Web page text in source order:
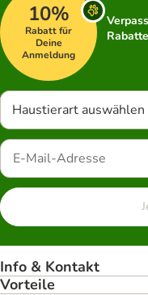
10%
Rabatt für
Deine
Anmeldung
Haustierart auswählen
Info & Kontakt
Vorteile